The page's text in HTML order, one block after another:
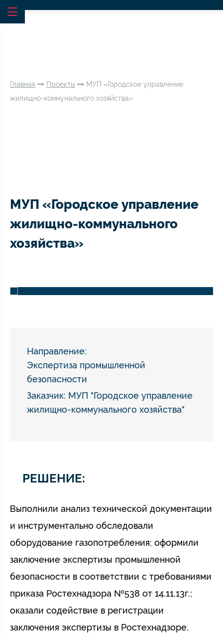
Главная Проекты
МУП «Городское управление
жилищно-коммунального хозяйства»
МУП «Городское управление
жилищно-коммунального
хозяйства»
Направление:
Экспертиза промышленной
безопасности
Заказчик: МУП "Городское управление
жилищно-коммунального хозяйства"
РЕШЕНИЕ:
Выполнили анализ технической документации
и инструментально обследовали
оборудование газопотребления; оформили
заключение экспертизы промышленной
безопасности в соответствии с требованиями
приказа Ростехнадзора №538 от 14.11.13г.;
оказали содействие в регистрации
заключения экспертизы в Ростехнадзоре.